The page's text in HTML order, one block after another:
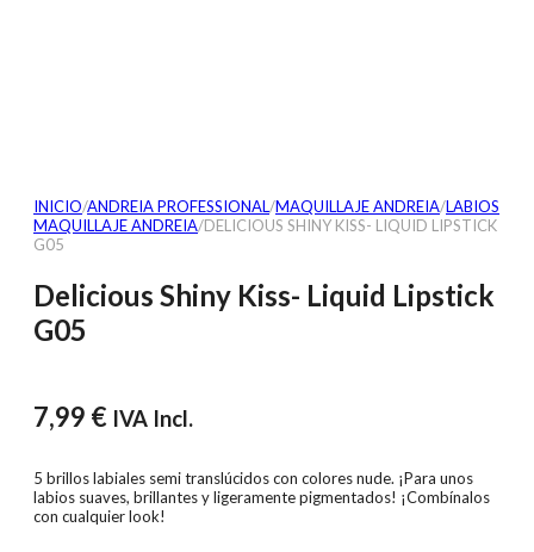
INICIO/ANDREIA PROFESSIONAL/MAQUILLAJE ANDREIA/LABIOS
MAQUILLAJE ANDREIA/DELICIOUS SHINY KISS- LIQUID LIPSTICK
G05
Delicious Shiny Kiss- Liquid Lipstick
G05
7,99 € IVA Incl.
5 brillos labiales semi translúcidos con colores nude. ¡Para unos
labios suaves, brillantes y ligeramente pigmentados! ¡Combínalos
con cualquier look!